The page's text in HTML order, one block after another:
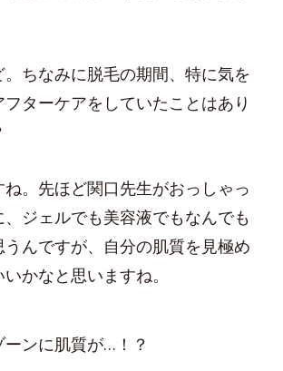
。ちなみに脱毛の期間、特に気を
ターケアをしていたことはあり
。先ほど関口先生がおっしゃっ
、ジェルでも美容液でもなんでも
うんですが、自分の肌質を見極め
かなと思いますね。
ーンに肌質が…！？